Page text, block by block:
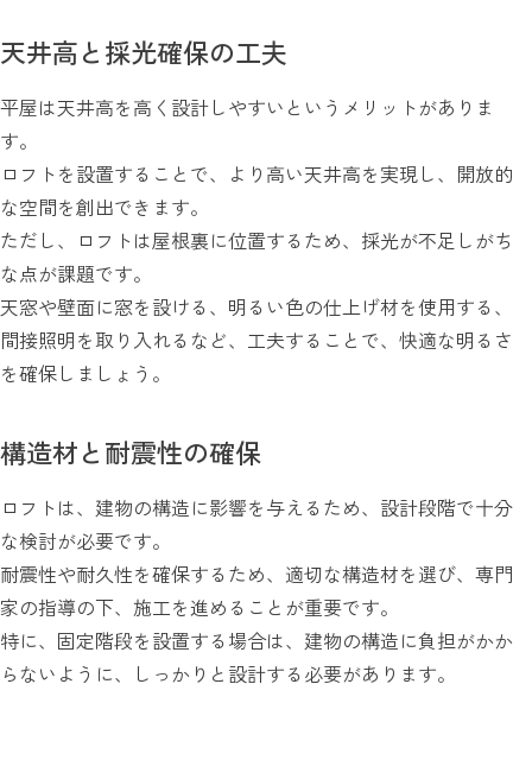
天井高と採光確保の工夫
平屋は天井高を高く設計しやすいというメリットがありま
す。
ロフトを設置することで、より高い天井高を実現し、開放的
な空間を創出できます。
ただし、ロフトは屋根裏に位置するため、採光が不足しがち
な点が課題です。
天窓や壁面に窓を設ける、明るい色の仕上げ材を使用する、
間接照明を取り入れるなど、工夫することで、快適な明るさ
を確保しましょう。
構造材と耐震性の確保
ロフトは、建物の構造に影響を与えるため、設計段階で十分
な検討が必要です。
耐震性や耐久性を確保するため、適切な構造材を選び、専門
家の指導の下、施工を進めることが重要です。
特に、固定階段を設置する場合は、建物の構造に負担がかか
らないように、しっかりと設計する必要があります。